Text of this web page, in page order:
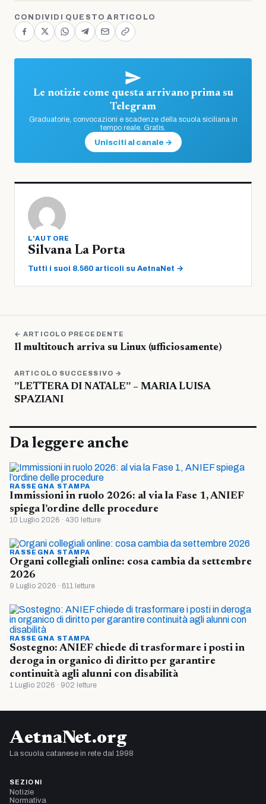
CONDIVIDI QUESTO ARTICOLO
Le notizie come questa arrivano prima su
Telegram
Graduatorie, convocazioni e scadenze della scuola siciliana in
tempo reale. Gratis.
Unisciti al canale →
L'AUTORE
Silvana La Porta
Tutti i suoi 8.560 articoli su AetnaNet →
← ARTICOLO PRECEDENTE
Il multitouch arriva su Linux (ufficiosamente)
ARTICOLO SUCCESSIVO →
”LETTERA DI NATALE” – MARIA LUISA
SPAZIANI
Da leggere anche
RASSEGNA STAMPA
Immissioni in ruolo 2026: al via la Fase 1, ANIEF
spiega l’ordine delle procedure
10 Luglio 2026 · 430 letture
RASSEGNA STAMPA
Organi collegiali online: cosa cambia da settembre
2026
9 Luglio 2026 · 611 letture
RASSEGNA STAMPA
Sostegno: ANIEF chiede di trasformare i posti in
deroga in organico di diritto per garantire
continuità agli alunni con disabilità
1 Luglio 2026 · 902 letture
AetnaNet.org
La scuola catanese in rete dal 1998
SEZIONI
Notizie
Normativa